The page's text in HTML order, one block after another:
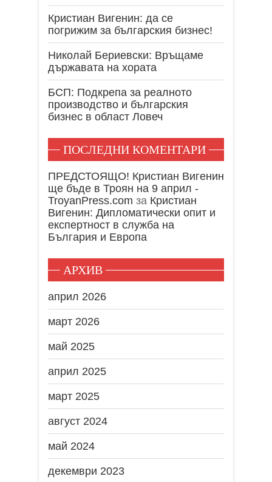
Кристиан Вигенин: да се
погрижим за българския бизнес!
Николай Бериевски: Връщаме
държавата на хората
БСП: Подкрепа за реалното
производство и българския
бизнес в област Ловеч
ПОСЛЕДНИ КОМЕНТАРИ
ПРЕДСТОЯЩО! Кристиан Вигенин
ще бъде в Троян на 9 април -
TroyanPress.com за Кристиан
Вигенин: Дипломатически опит и
експертност в служба на
България и Европа
АРХИВ
април 2026
март 2026
май 2025
април 2025
март 2025
август 2024
май 2024
декември 2023